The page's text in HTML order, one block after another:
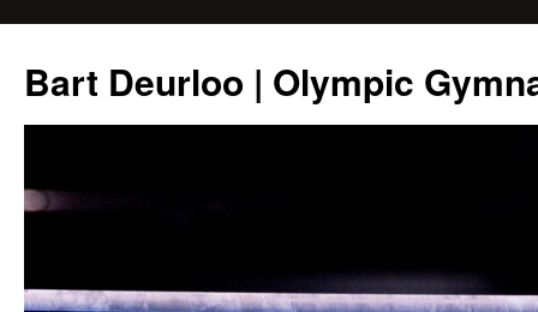
de
inhoud
Bart Deurloo | Olympic